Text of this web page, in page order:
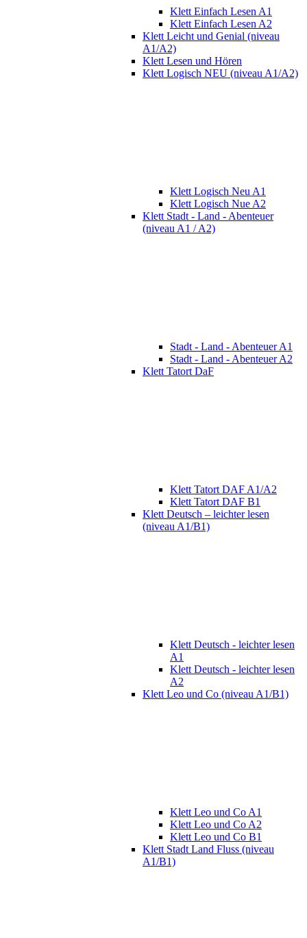
Klett Einfach Lesen A1
Klett Einfach Lesen A2
Klett Leicht und Genial (niveau
A1/A2)
Klett Lesen und Hören
Klett Logisch NEU (niveau A1/A2)
Klett Logisch Neu A1
Klett Logisch Nue A2
Klett Stadt - Land - Abenteuer
(niveau A1 / A2)
Stadt - Land - Abenteuer A1
Stadt - Land - Abenteuer A2
Klett Tatort DaF
Klett Tatort DAF A1/A2
Klett Tatort DAF B1
Klett Deutsch – leichter lesen
(niveau A1/B1)
Klett Deutsch - leichter lesen
A1
Klett Deutsch - leichter lesen
A2
Klett Leo und Co (niveau A1/B1)
Klett Leo und Co A1
Klett Leo und Co A2
Klett Leo und Co B1
Klett Stadt Land Fluss (niveau
A1/B1)